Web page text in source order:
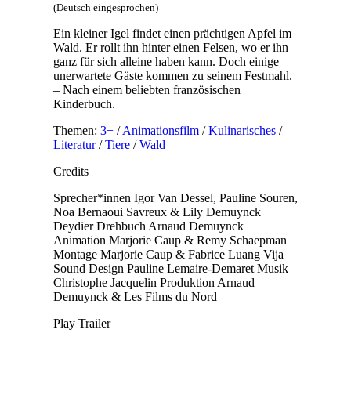
(Deutsch eingesprochen)
Ein kleiner Igel findet einen prächtigen Apfel im
Wald. Er rollt ihn hinter einen Felsen, wo er ihn
ganz für sich alleine haben kann. Doch einige
unerwartete Gäste kommen zu seinem Festmahl.
– Nach einem beliebten französischen
Kinderbuch.
Themen: 3+/Animationsfilm/Kulinarisches/
Literatur/Tiere/Wald
Credits
Sprecher*innen Igor Van Dessel, Pauline Souren,
Noa Bernaoui Savreux & Lily Demuynck
Deydier Drehbuch Arnaud Demuynck
Animation Marjorie Caup & Remy Schaepman
Montage Marjorie Caup & Fabrice Luang Vija
Sound Design Pauline Lemaire-Demaret Musik
Christophe Jacquelin Produktion Arnaud
Demuynck & Les Films du Nord
Play Trailer